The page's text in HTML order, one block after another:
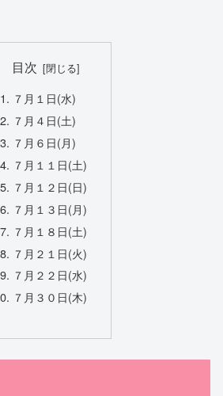
目次
７月１日(水)
７月４日(土)
７月６日(月)
７月１１日(土)
７月１２日(日)
７月１３日(月)
７月１８日(土)
７月２１日(火)
７月２２日(水)
７月３０日(木)